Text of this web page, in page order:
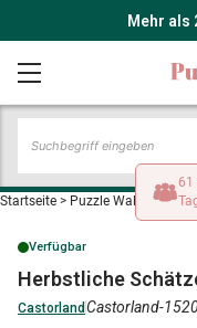
Mehr als
Startseite > Puzzle Wald, Blumen
Verfügbar
Herbstliche
Castorland Castorland-
61